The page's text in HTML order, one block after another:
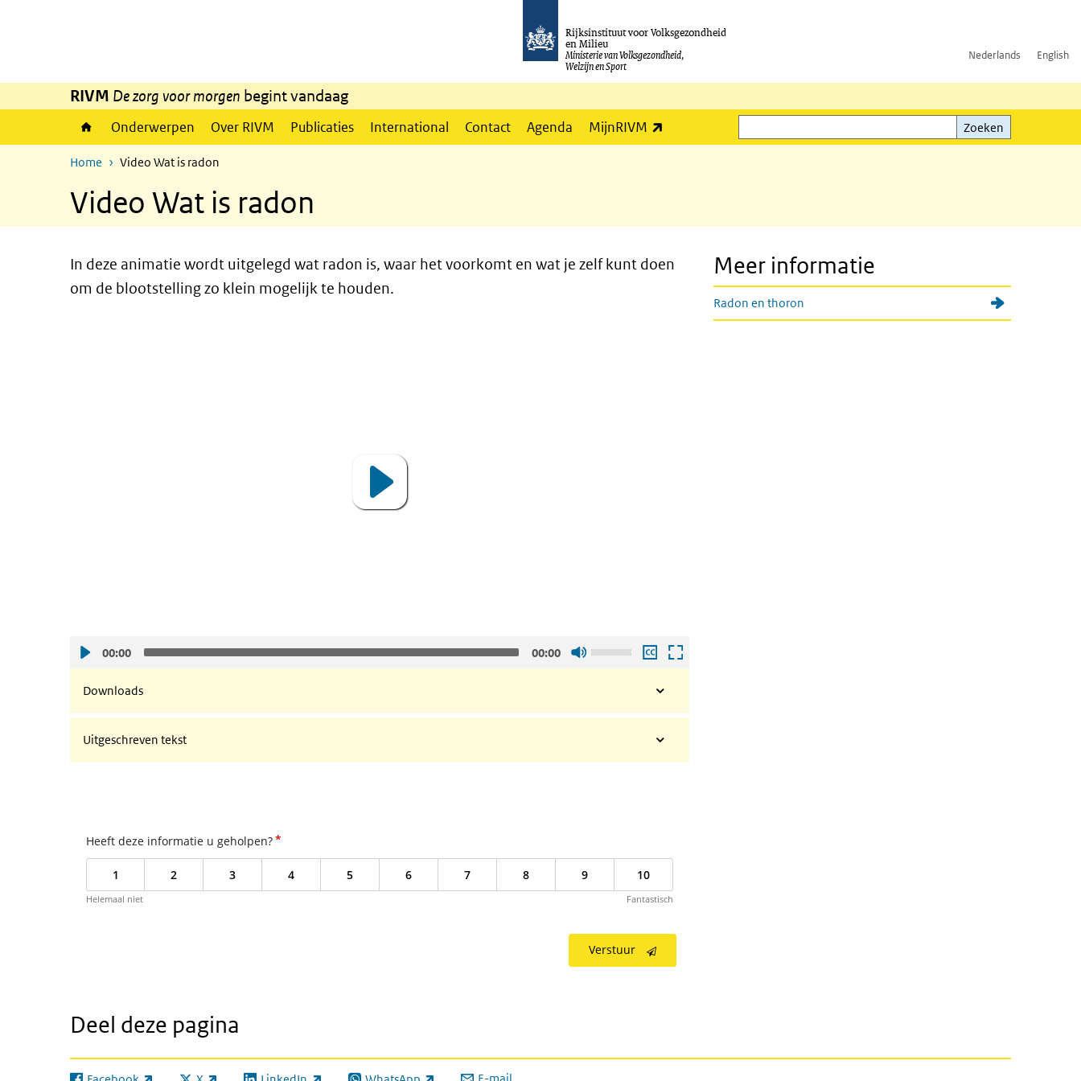
Rijksinstituut voor Volksgezondheid
en Milieu
Ministerie van Volksgezondheid,
Welzijn en Sport
Nederlands English
RIVM De zorg voor morgen begint vandaag
Onderwerpen Over RIVM Publicaties International Contact Agenda MijnRIVM
Zoeken
Zoeken
Home Video Wat is radon
Video Wat is radon
In deze animatie wordt uitgelegd wat radon is, waar het voorkomt en wat je zelf kunt doen
om de blootstelling zo klein mogelijk te houden.
00:00 00:00
omhoog
omlaag
of
te
Downloads
Uitgeschreven tekst
Heeft deze informatie u geholpen?*
1 2 3 4 5 6 7 8 9 10
Helemaal niet Fantastisch
Verstuur
Meer informatie
Radon en thoron
Deel deze pagina
E-mail